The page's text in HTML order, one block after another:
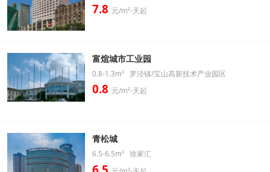
7.8 元/m²⋅天起
富煊城市工业园
0.8-1.3m² 罗泾镇/宝山高新技术产业园区
0.8 元/m²⋅天起
青松城
6.5-6.5m² 徐家汇